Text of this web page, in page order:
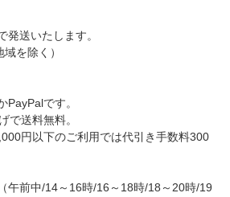
発送いたします。
を除く）
PayPalです。
で送料無料。
円以下のご利用では代引き手数料300
午前中/14～16時/16～18時/18～20時/19